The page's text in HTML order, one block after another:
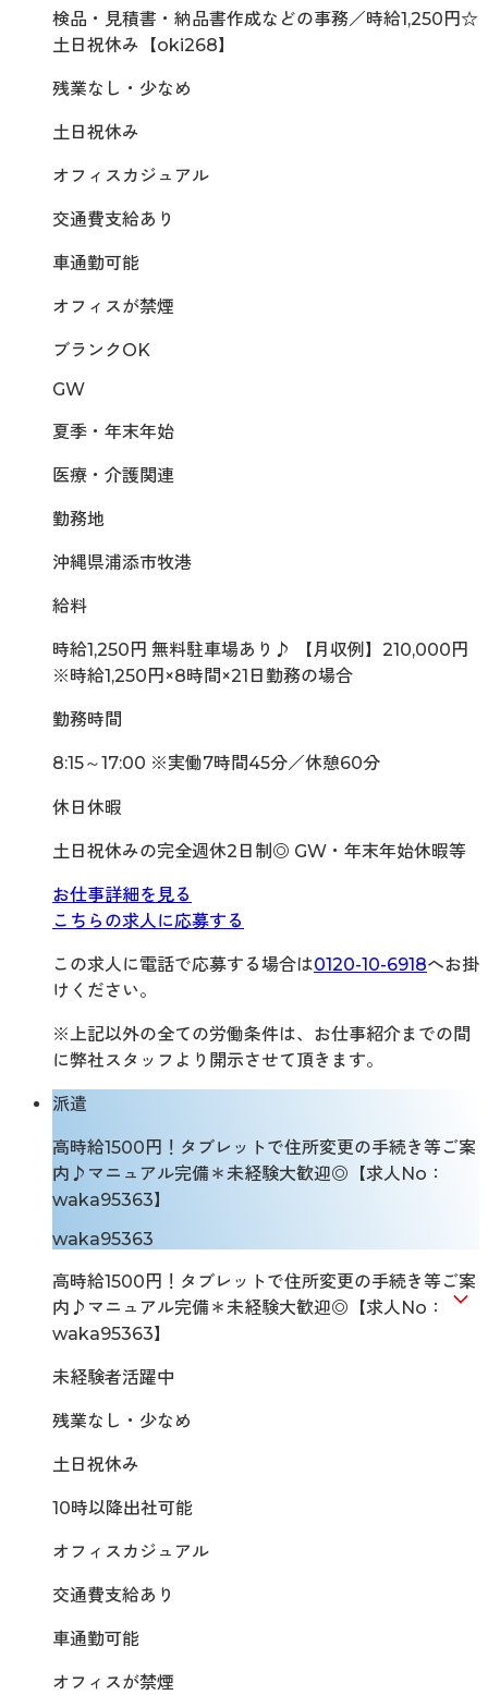
検品・見積書・納品書作成などの事務／時給1,250円☆
土日祝休み【oki268】
残業なし・少なめ
土日祝休み
オフィスカジュアル
交通費支給あり
車通勤可能
オフィスが禁煙
ブランクOK
GW
夏季・年末年始
医療・介護関連
勤務地
沖縄県浦添市牧港
給料
時給1,250円 無料駐車場あり♪ 【月収例】210,000円
※時給1,250円×8時間×21日勤務の場合
勤務時間
8:15～17:00 ※実働7時間45分／休憩60分
休日休暇
土日祝休みの完全週休2日制◎ GW・年末年始休暇等
お仕事詳細を見る
こちらの求人に応募する
この求人に電話で応募する場合は0120-10-6918へお掛
けください。
※上記以外の全ての労働条件は、お仕事紹介までの間
に弊社スタッフより開示させて頂きます。
派遣
高時給1500円！タブレットで住所変更の手続き等ご案
内♪マニュアル完備＊未経験大歓迎◎【求人No：
waka95363】
waka95363
高時給1500円！タブレットで住所変更の手続き等ご案
内♪マニュアル完備＊未経験大歓迎◎【求人No：
waka95363】
未経験者活躍中
残業なし・少なめ
土日祝休み
10時以降出社可能
オフィスカジュアル
交通費支給あり
車通勤可能
オフィスが禁煙